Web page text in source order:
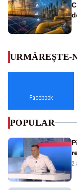
URMĂREȘTE-
Facebook
POPULAR
2